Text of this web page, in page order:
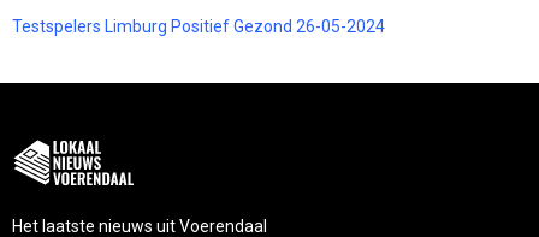
Testspelers Limburg Positief Gezond 26-05-2024
Het laatste nieuws uit Voerendaal